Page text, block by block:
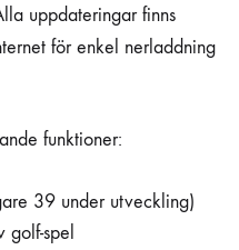
uppdateringar finns
för enkel nerladdning
funktioner:
39 under utveckling)
spel